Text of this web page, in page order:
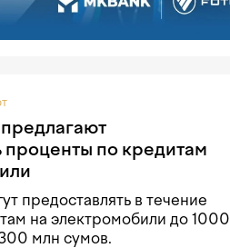
проценты по кредитам
предоставлять в течение
на электромобили до 1000
млн сумов.